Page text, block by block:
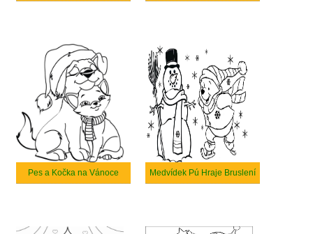
Pes a Kočka na Vánoce Medvídek Pú Hraje Bruslení